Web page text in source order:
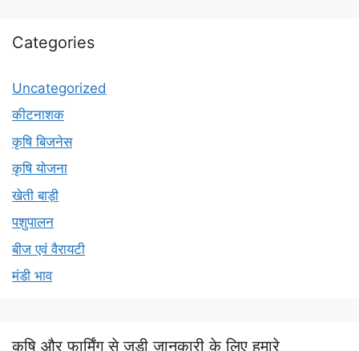
Categories
Uncategorized
कीटनाशक
कृषि बिजनेस
कृषि योजना
खेती बाड़ी
पशुपालन
बीज एवं वैरायटी
मंडी भाव
कृषि और फार्मिंग से जुडी जानकारी के लिए हमारे